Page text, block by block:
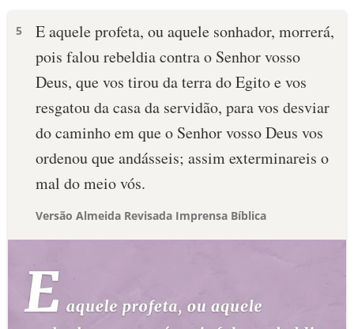
5
E aquele profeta, ou aquele sonhador, morrerá,
pois falou rebeldia contra o Senhor vosso
Deus, que vos tirou da terra do Egito e vos
resgatou da casa da servidão, para vos desviar
do caminho em que o Senhor vosso Deus vos
ordenou que andásseis; assim exterminareis o
mal do meio vós.
Versão Almeida Revisada Imprensa Bíblica